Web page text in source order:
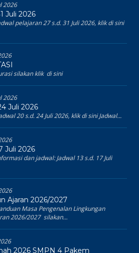
2026
Juli 2026
pelajaran 27 s.d. 31 Juli 2026, klik di sini
silakan klik di sini
2026
Juli 2026
20 s.d. 24 Juli 2026, klik di sini Jadwal...
Juli 2026
dan jadwal: Jadwal 13 s.d. 17 Juli
Ajaran 2026/2027
Masa Pengenalan Lingkungan
2026/2027 silakan...
2026 SMPN 4 Pakem